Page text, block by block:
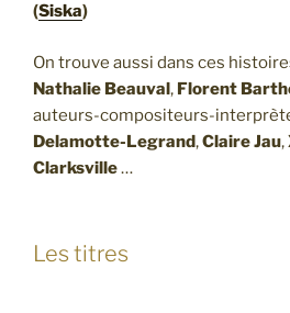
(Siska)
On trouve aussi dans ces
Nathalie Beauval, Florent
auteurs-compositeurs-
Delamotte-Legrand,Claire Jau,
Clarksville…
Les titres